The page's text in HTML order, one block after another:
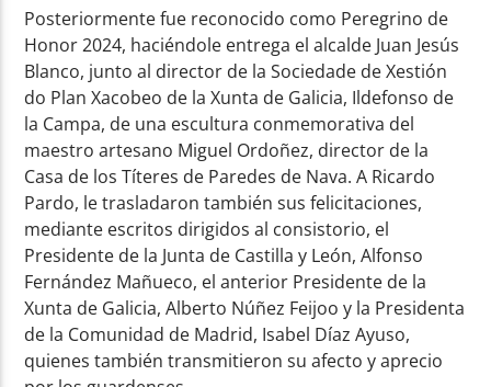
Posteriormente fue reconocido como Peregrino de
Honor 2024, haciéndole entrega el alcalde Juan Jesús
Blanco, junto al director de la Sociedade de Xestión
do Plan Xacobeo de la Xunta de Galicia, Ildefonso de
la Campa, de una escultura conmemorativa del
maestro artesano Miguel Ordoñez, director de la
Casa de los Títeres de Paredes de Nava. A Ricardo
Pardo, le trasladaron también sus felicitaciones,
mediante escritos dirigidos al consistorio, el
Presidente de la Junta de Castilla y León, Alfonso
Fernández Mañueco, el anterior Presidente de la
Xunta de Galicia, Alberto Núñez Feijoo y la Presidenta
de la Comunidad de Madrid, Isabel Díaz Ayuso,
quienes también transmitieron su afecto y aprecio